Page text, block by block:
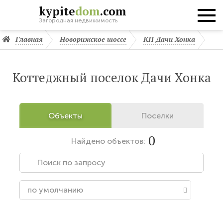
kypitedom.com
Загородная недвижимость
Главная Новорижское шоссе КП Дачи Хонка
Коттеджный поселок Дачи Хонка
Объекты Поселки
Найденообъектов: 0